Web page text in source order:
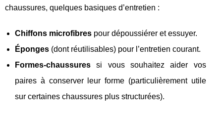
chaussures, quelques basiques d’entretien :
Chiffons microfibres pour dépoussiérer et essuyer.
Éponges (dont réutilisables) pour l’entretien courant.
Formes-chaussures si vous souhaitez aider vos
paires à conserver leur forme (particulièrement utile
sur certaines chaussures plus structurées).